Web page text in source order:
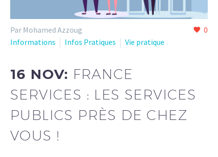
0
Par Mohamed Azzoug
Informations
Infos Pratiques Vie pratique
16 NOV: FRANCE
SERVICES : LES SERVICES
PUBLICS PRÈS DE CHEZ
VOUS !